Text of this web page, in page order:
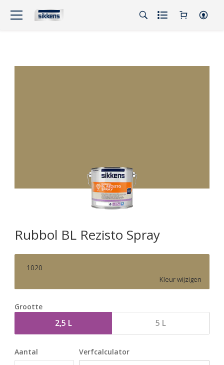
Rubbol BL Rezisto Spray
1020
Kleur wijzigen
Grootte
2,5 L 5 L
Aantal Verfcalculator